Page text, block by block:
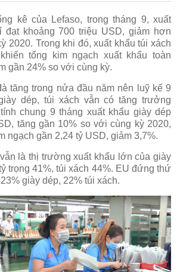
kê của Lefaso, trong tháng 9, xuất
đạt khoảng 700 triệu USD, giảm hơn
2020. Trong khi đó, xuất khẩu túi xách
tổng kim ngạch xuất khẩu toàn
gần 24% so với cùng kỳ.
tăng trong nửa đầu năm nên luỹ kế 9
dép, túi xách vẫn có tăng trưởng
chung 9 tháng xuất khẩu giày dép
tăng gần 10% so với cùng kỳ 2020,
ngạch gần 2,24 tỷ USD, giảm 3,7%.
là thị trường xuất khẩu lớn của giày
trọng 41%, túi xách 44%. EU đứng thứ
giày dép, 22% túi xách.